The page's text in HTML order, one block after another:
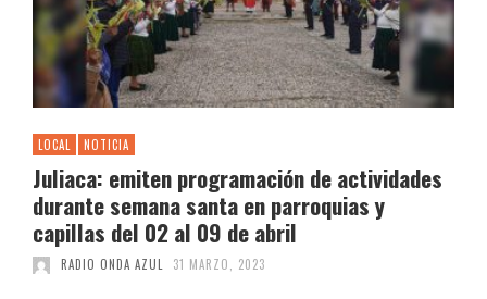
LOCAL NOTICIA
Juliaca: emiten programación de actividades
durante semana santa en parroquias y
capillas del 02 al 09 de abril
RADIO ONDA AZUL 31 MARZO, 2023